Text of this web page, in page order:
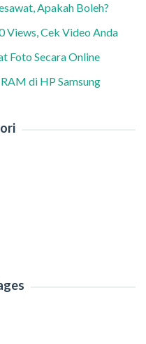
Apakah Boleh?
Views, Cek Video Anda
Foto Secara Online
di HP Samsung